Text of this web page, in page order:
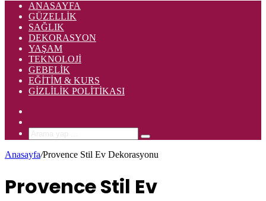
ANASAYFA
GÜZELLIK
SAĞLIK
DEKORASYON
YAŞAM
TEKNOLOJI
GEBELIK
EĞITIM & KURS
GIZLILIK POLITIKASI
Arama
...
Anasayfa/Provence Stil Ev Dekorasyonu
Provence Stil Ev